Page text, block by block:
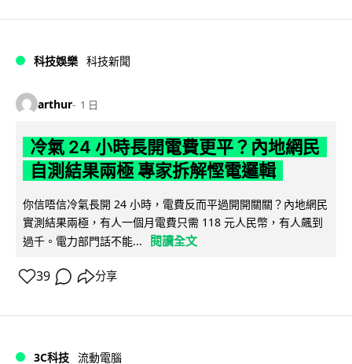
科技娛樂 科技新聞
arthur 1 日
冷氣 24 小時長開電費更平？內地網民
自測結果兩極 專家拆解慳電邏輯
你信唔信冷氣長開 24 小時，電費反而平過開開關關？內地網民
實測結果兩極，有人一個月電費只需 118 元人民幣，有人飆到
過千。電力部門話不能...
閱讀全文
39 分享
3C科技 流動電腦